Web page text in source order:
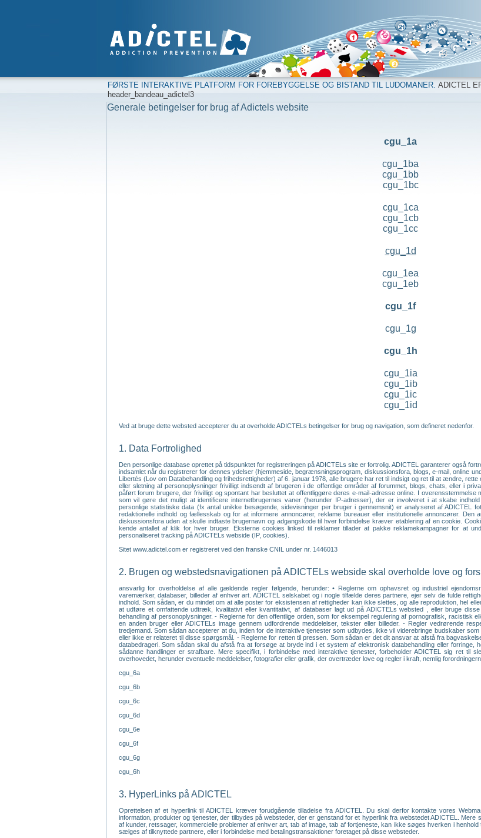
FØRSTE INTERAKTIVE PLATFORM FOR FOREBYGGELSE OG BISTAND TIL LUDOMANER. ADICTEL
header_bandeau_adictel3
Generale betingelser for brug af Adictels website
cgu_1a
cgu_1ba
cgu_1bb
cgu_1bc
cgu_1ca
cgu_1cb
cgu_1cc
cgu_1d
cgu_1ea
cgu_1eb
cgu_1f
cgu_1g
cgu_1h
cgu_1ia
cgu_1ib
cgu_1ic
cgu_1id
Ved at bruge dette websted accepterer du at overholde ADICTELs betingelser for brug og navigation, som defineret nedenfor.
1. Data Fortrolighed
Den personlige database oprettet på tidspunktet for registreringen på ADICTELs site er fortrolig. ADICTEL garanterer også
indsamlet når du registrerer for dennes ydelser (hjemmeside, begrænsningsprogram, diskussionsfora, blogs, e-mail, online
Libertés (Lov om Databehandling og frihedsrettigheder) af 6. januar 1978, alle brugere har ret til indsigt og ret til at ændre,
eller sletning af personoplysninger frivilligt indsendt af brugeren i de offentlige områder af forummet, blogs, chats, eller i
påført forum brugere, der frivilligt og spontant har besluttet at offentliggøre deres e-mail-adresse online. I overensstemmelse
som vil gøre det muligt at identificere internetbrugernes vaner (herunder IP-adresser), der er involveret i at skabe
personlige statistiske data (fx antal unikke besøgende, sidevisninger per bruger i gennemsnit) er analyseret af ADICTEL
redaktionelle indhold og fællesskab og for at informere annoncører, reklame bureauer eller institutionelle annoncører. Den
diskussionsfora uden at skulle indtaste brugernavn og adgangskode til hver forbindelse kræver etablering af en cookie.
kende antallet af klik for hver bruger. Eksterne cookies linked til reklamer tillader at pakke reklamekampagner for at
personaliseret tracking på ADICTELs webside (IP, cookies).
Sitet www.adictel.com er registreret ved den franske CNIL under nr. 1446013
2. Brugen og webstedsnavigationen på ADICTELs webside skal overholde love og
ansvarlig for overholdelse af alle gældende regler følgende, herunder: • Reglerne om ophavsret og industriel
varemærker, databaser, billeder af enhver art. ADICTEL selskabet og i nogle tilfælde deres partnere, ejer selv de fulde
indhold. Som sådan, er du mindet om at alle poster for eksistensen af rettigheder kan ikke slettes, og alle reproduktion, hel
at udføre et omfattende udtræk, kvalitativt eller kvantitativt, af databaser lagt ud på ADICTELs websted , eller bruge
behandling af personoplysninger. - Reglerne for den offentlige orden, som for eksempel regulering af pornografisk, racistisk
en anden bruger eller ADICTELs image gennem udfordrende meddelelser, tekster eller billeder. - Regler vedrørende
tredjemand. Som sådan accepterer at du, inden for de interaktive tjenester som udbydes, ikke vil viderebringe budskaber
eller ikke er relateret til disse spørgsmål. - Reglerne for retten til pressen. Som sådan er det dit ansvar at afstå fra
databedrageri. Som sådan skal du afstå fra at forsøge at bryde ind i et system af elektronisk databehandling eller forringe,
sådanne handlinger er strafbare. Mere specifikt, i forbindelse med interaktive tjenester, forbeholder ADICTEL sig ret til
overhovedet, herunder eventuelle meddelelser, fotografier eller grafik, der overtræder love og regler i kraft, nemlig
cgu_6a
cgu_6b
cgu_6c
cgu_6d
cgu_6e
cgu_6f
cgu_6g
cgu_6h
3. HyperLinks på ADICTEL
Oprettelsen af et hyperlink til ADICTEL kræver forudgående tilladelse fra ADICTEL. Du skal derfor kontakte vores
information, produkter og tjenester, der tilbydes på websteder, der er genstand for et hyperlink fra webstedet ADICTEL.
af kunder, retssager, kommercielle problemer af enhver art, tab af image, tab af fortjeneste, kan ikke søges hverken i
sælges af tilknyttede partnere, eller i forbindelse med betalingstransaktioner foretaget på disse websteder.